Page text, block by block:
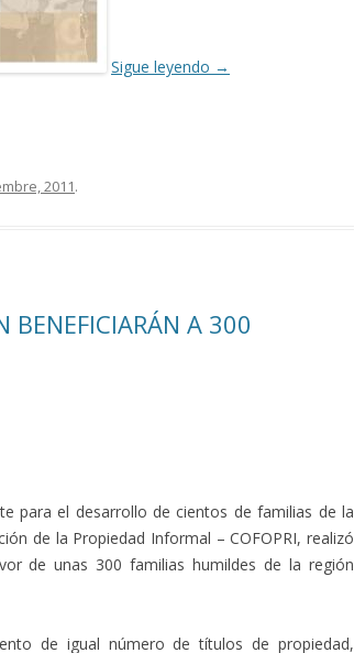
Sigue leyendo →
2011.
BENEFICIARÁN A 300
para el desarrollo de cientos de familias de la
de la Propiedad Informal – COFOPRI, realizó
de unas 300 familias humildes de la región
de igual número de títulos de propiedad,